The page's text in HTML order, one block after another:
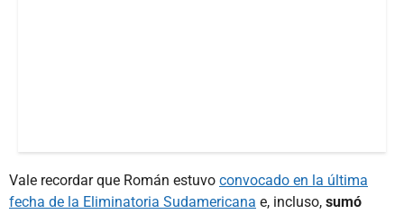
Vale recordar que Román estuvo convocado en la última
fecha de la Eliminatoria Sudamericana e, incluso, sumó